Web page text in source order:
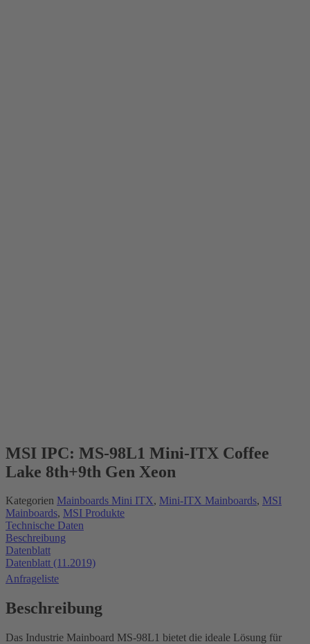
MSI IPC: MS-98L1 Mini-ITX Coffee
Lake 8th+9th Gen Xeon
Kategorien Mainboards Mini ITX, Mini-ITX Mainboards, MSI
Mainboards, MSI Produkte
Technische Daten
Beschreibung
Datenblatt
Datenblatt (11.2019)
Anfrageliste
Beschreibung
Das Industrie Mainboard MS-98L1 bietet die ideale Lösung für